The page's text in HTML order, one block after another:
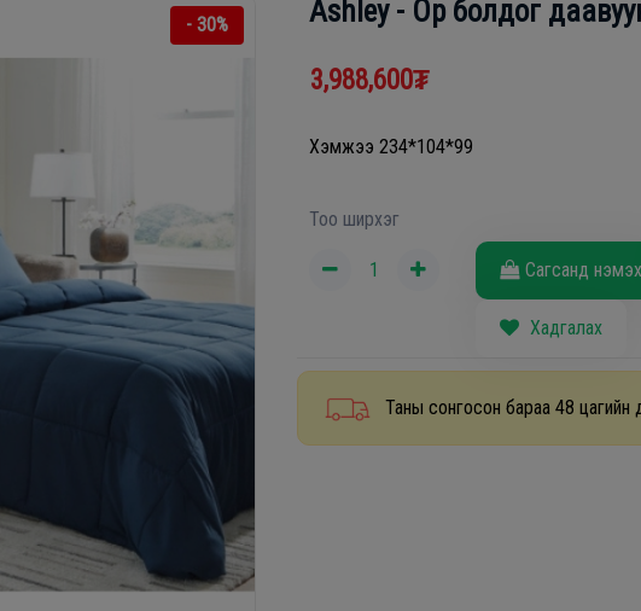
- 30% Ashley - Ор болдог
3,988,600₮
Хэмжээ 234*104*99
Тоо ширхэг
Сагсанд нэмэх
Хадгалах
Таны сонгосон бараа 48 цагийн